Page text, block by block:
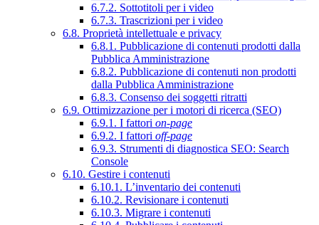
6.7.2. Sottotitoli per i video
6.7.3. Trascrizioni per i video
6.8. Proprietà intellettuale e privacy
6.8.1. Pubblicazione di contenuti prodotti dalla
Pubblica Amministrazione
6.8.2. Pubblicazione di contenuti non prodotti
dalla Pubblica Amministrazione
6.8.3. Consenso dei soggetti ritratti
6.9. Ottimizzazione per i motori di ricerca (SEO)
6.9.1. I fattori on-page
6.9.2. I fattori off-page
6.9.3. Strumenti di diagnostica SEO: Search
Console
6.10. Gestire i contenuti
6.10.1. L’inventario dei contenuti
6.10.2. Revisionare i contenuti
6.10.3. Migrare i contenuti